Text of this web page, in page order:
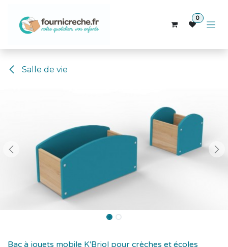
0
Salle de vie
Bac à jouets mobile K'Briol pour crèches et écoles